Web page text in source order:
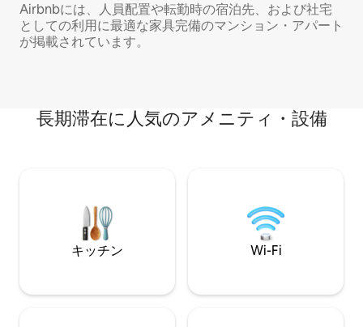
Airbnbには、人員配置や転勤時の宿泊先、および社宅
としての利用に最適な家具完備のマンション・アパート
が掲載されています。
長期滞在に人気のアメニティ・設備
キッチン Wi-Fi